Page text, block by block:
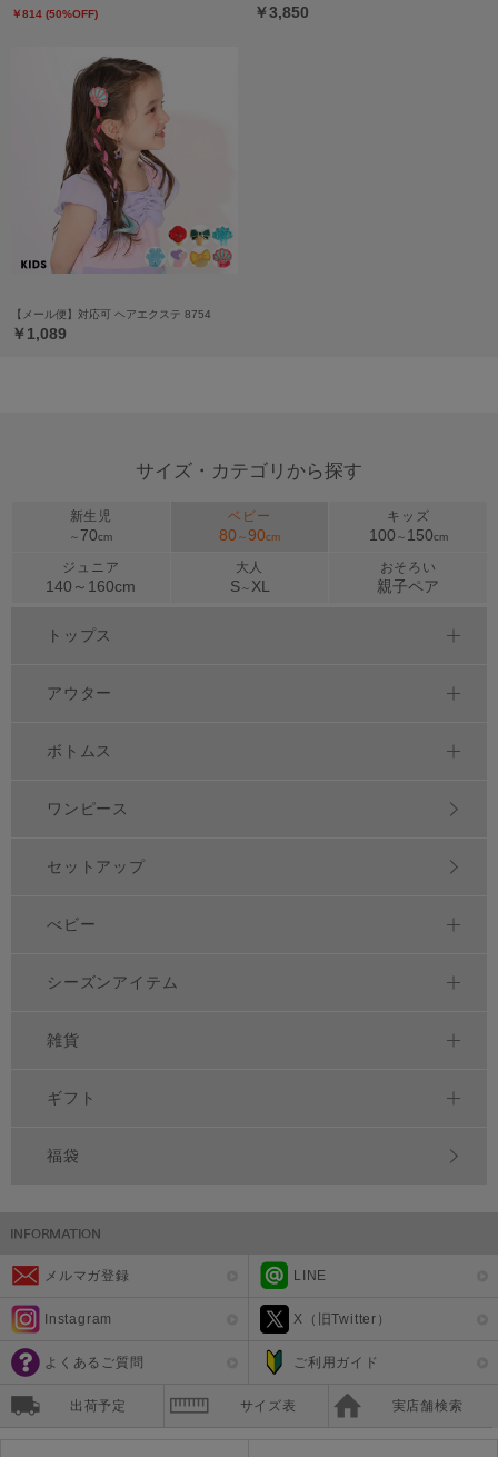
￥814 (50%OFF)
￥3,850
【メール便】対応可 ヘアエクステ 8754
￥1,089
サイズ・カテゴリから探す
新生児
～ 70cm
ベビー
80 ～90cm
キッズ
100 ～ 150cm
ジュニア
140～ 160cm
大人
S～ XL
おそろい
親子ペア
トップス
アウター
ボトムス
ワンピース
セットアップ
べビー
シーズンアイテム
雑貨
ギフト
福袋
メルマガ登録 LINE
Instagram X（旧Twitter）
よくあるご質問 ご利用ガイド
出荷予定 サイズ表 実店舗検索